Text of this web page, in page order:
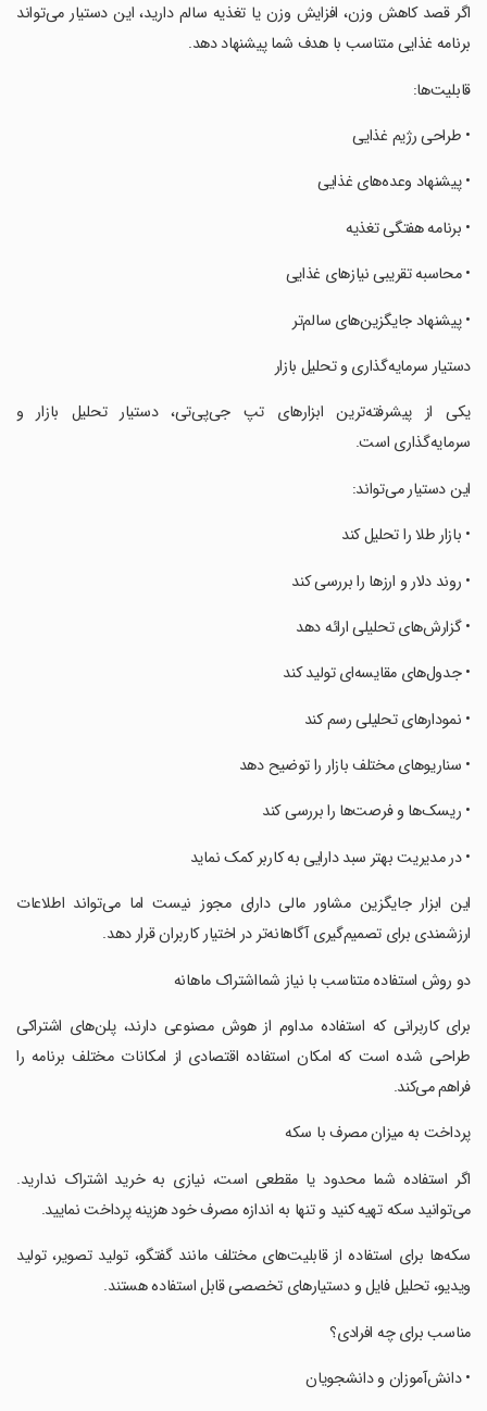
‏اگر قصد کاهش وزن، افزایش وزن یا تغذیه سالم دارید، این دستیار می‌تواند
برنامه غذایی متناسب با هدف شما پیشنهاد دهد.
‏قابلیت‌ها:
‏• طراحی رژیم غذایی
‏• پیشنهاد وعده‌های غذایی
‏• برنامه هفتگی تغذیه
‏• محاسبه تقریبی نیازهای غذایی
‏• پیشنهاد جایگزین‌های سالم‌تر
‏دستیار سرمایه‌گذاری و تحلیل بازار
‏یکی از پیشرفته‌ترین ابزارهای تپ جی‌پی‌تی، دستیار تحلیل بازار و
سرمایه‌گذاری است.
‏این دستیار می‌تواند:
‏• بازار طلا را تحلیل کند
‏• روند دلار و ارزها را بررسی کند
‏• گزارش‌های تحلیلی ارائه دهد
‏• جدول‌های مقایسه‌ای تولید کند
‏• نمودارهای تحلیلی رسم کند
‏• سناریوهای مختلف بازار را توضیح دهد
‏• ریسک‌ها و فرصت‌ها را بررسی کند
‏• در مدیریت بهتر سبد دارایی به کاربر کمک نماید
‏این ابزار جایگزین مشاور مالی دارای مجوز نیست اما می‌تواند اطلاعات
ارزشمندی برای تصمیم‌گیری آگاهانه‌تر در اختیار کاربران قرار دهد.
‏دو روش استفاده متناسب با نیاز شمااشتراک ماهانه
‏برای کاربرانی که استفاده مداوم از هوش مصنوعی دارند، پلن‌های اشتراکی
طراحی شده است که امکان استفاده اقتصادی از امکانات مختلف برنامه را
فراهم می‌کند.
‏پرداخت به میزان مصرف با سکه
‏اگر استفاده شما محدود یا مقطعی است، نیازی به خرید اشتراک ندارید.
می‌توانید سکه تهیه کنید و تنها به اندازه مصرف خود هزینه پرداخت نمایید.
‏سکه‌ها برای استفاده از قابلیت‌های مختلف مانند گفتگو، تولید تصویر، تولید
ویدیو، تحلیل فایل و دستیارهای تخصصی قابل استفاده هستند.
‏مناسب برای چه افرادی؟
‏• دانش‌آموزان و دانشجویان